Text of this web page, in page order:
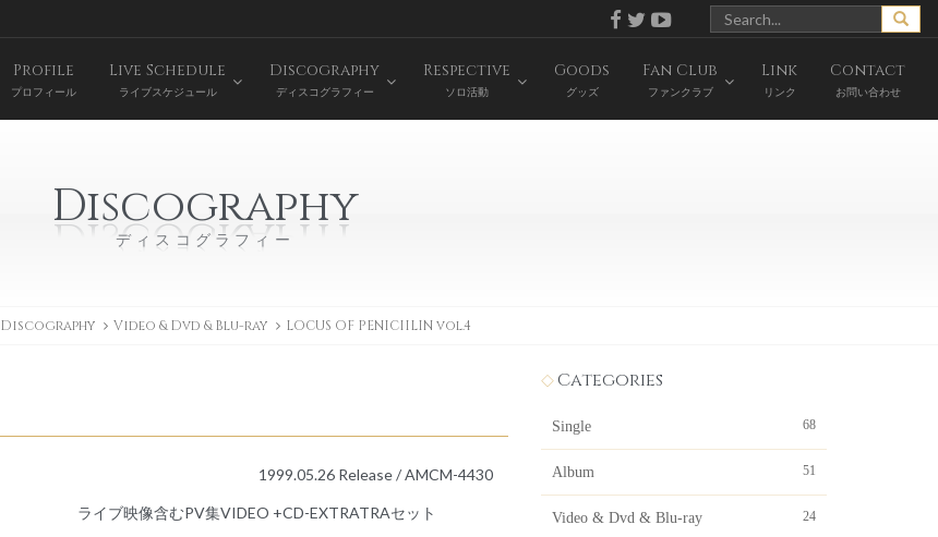
Profile
プロフィール
Live Schedule
ライブスケジュール
Discography
ディスコグラフィー
Respective
ソロ活動
Goods
グッズ
Fan Club
ファンクラブ
Link
リンク
Contact
お問い合わせ
Discography
ディスコグラフィー
Discography Video & Dvd & Blu-ray LOCUS OF PENICIILIN vol.4
1999.05.26 Release / AMCM-4430
ライブ映像含むPV集VIDEO +CD-EXTRATRAセット
Categories
Single 68
Album 51
Video & Dvd & Blu-ray 24